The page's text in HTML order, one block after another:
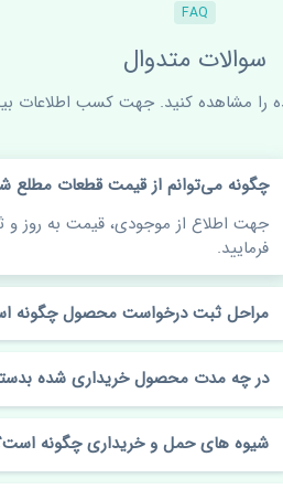
FAQ
سوالات متدوال
را مشاهده کنید. جهت کسب اطلاعات
چگونه می‌توانم از قیمت قطعات مطلع
جهت اطلاع از موجودی، قیمت به
فرمایید.
مراحل ثبت درخواست محصول چگونه
در چه مدت محصول خریداری شده
شیوه های حمل و خریداری چگونه